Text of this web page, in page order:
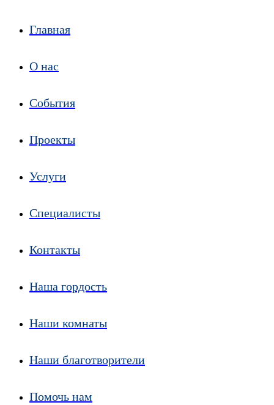
Главная
О нас
События
Проекты
Услуги
Специалисты
Контакты
Наша гордость
Наши комнаты
Наши благотворители
Помочь нам